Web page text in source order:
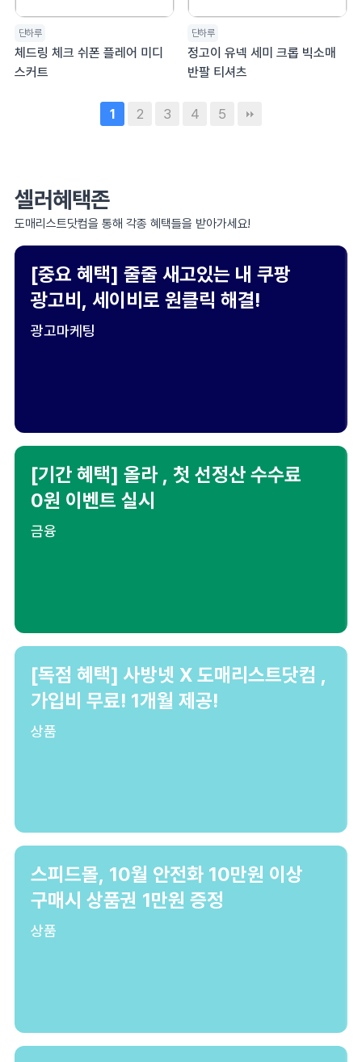
단하루
체드링 체크 쉬폰 플레어 미디
스커트
단하루
정고이 유넥 세미 크롭 빅소매
반팔 티셔츠
1 2 3 4 5
셀러혜택존
도매리스트닷컴을 통해 각종 혜택들을 받아가세요!
[중요 혜택] 줄줄 새고있는 내 쿠팡
광고비, 세이비로 원클릭 해결!
광고마케팅
[기간 혜택] 올라 , 첫 선정산 수수료
0원 이벤트 실시
금융
[독점 혜택] 사방넷 X 도매리스트닷컴 ,
가입비 무료! 1개월 제공!
상품
스피드몰, 10월 안전화 10만원 이상
구매시 상품권 1만원 증정
상품